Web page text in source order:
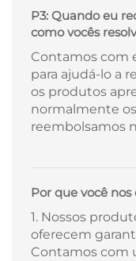
P3: Quando eu
como vocês
Contamos com
para ajudá-lo a
os produtos
normalmente
reembolsamos
Por que você nos
1. Nossos
oferecem
Contamos com